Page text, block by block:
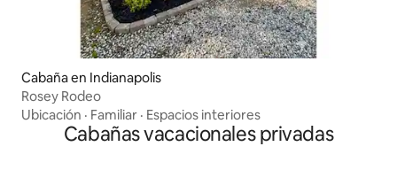
Cabaña en Indianapolis
Rosey Rodeo
Ubicación · Familiar · Espacios interiores
Cabañas vacacionales privadas